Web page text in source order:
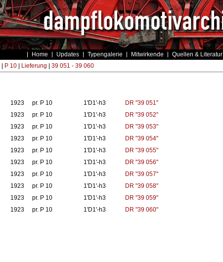
Home Updates Typengalerie Mitwirkende Quellen & Literatur
P 10| Lieferung 39 051 - 39 060
1923 pr. P 10 1'D1'-h3
DR "39 051"
1923 pr. P 10 1'D1'-h3
DR "39 052"
1923 pr. P 10 1'D1'-h3
DR "39 053"
1923 pr. P 10 1'D1'-h3
DR "39 054"
1923 pr. P 10 1'D1'-h3
DR "39 055"
1923 pr. P 10 1'D1'-h3
DR "39 056"
1923 pr. P 10 1'D1'-h3
DR "39 057"
1923 pr. P 10 1'D1'-h3
DR "39 058"
1923 pr. P 10 1'D1'-h3
DR "39 059"
1923 pr. P 10 1'D1'-h3 DR "39 060"